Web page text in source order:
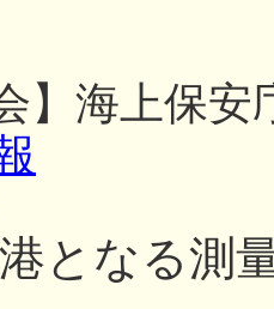
】海上保
となる測